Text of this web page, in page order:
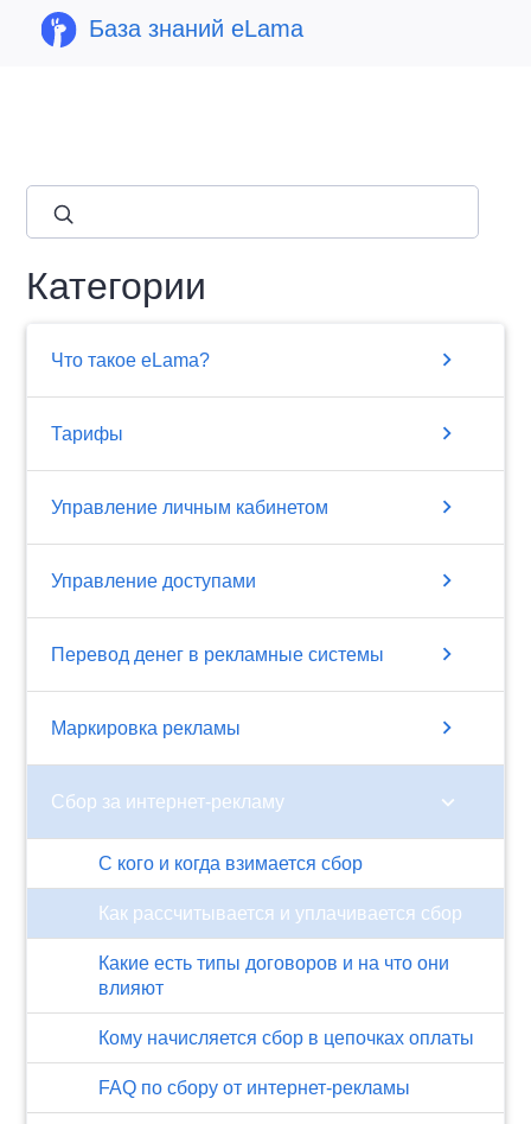
База знаний eLama
Категории
Что такое eLama? chevron_right
Тарифы chevron_right
Управление личным кабинетом chevron_right
Управление доступами chevron_right
Перевод денег в рекламные системы chevron_right
Маркировка рекламы chevron_right
Сбор за интернет-рекламу chevron_right
С кого и когда взимается сбор
Как рассчитывается и уплачивается сбор
Какие есть типы договоров и на что они
влияют
Кому начисляется сбор в цепочках оплаты
FAQ по сбору от интернет-рекламы